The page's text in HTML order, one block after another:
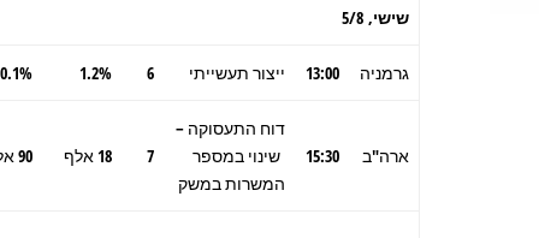
שישי,5/8
גרמניה 13:00 ייצור תעשייתי 6
1.2%
0.1%
ארה"ב 15:30
דוח התעסוקה –
שינוי במספר
המשרות במשק
7 18 אלף 90 אלף